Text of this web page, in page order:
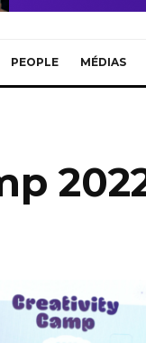
PEOPLE MÉDIAS